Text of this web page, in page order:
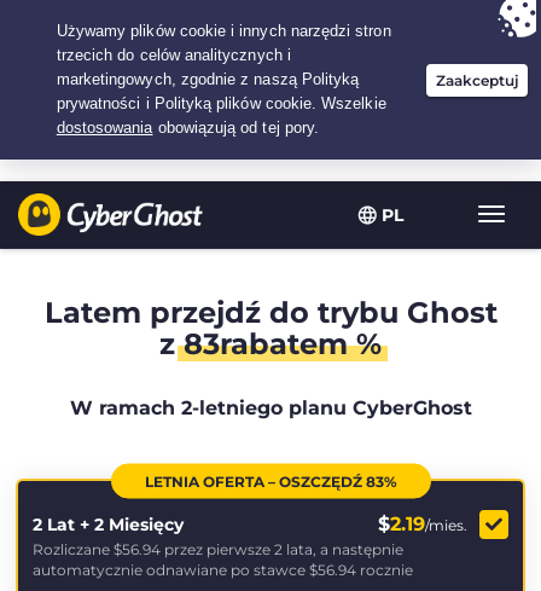
PL
Twój wybór:Najlepsza umowana2.1666666666667-lat w$
/miesiąc
Latem przejdź do trybu Ghost
z83rabatem %
W ramach 2-letniego planu CyberGhost
LETNIA OFERTA – OSZCZĘDŹ 83%
2 Lat + 2 Miesięcy $2.19/mies.
Rozliczane $56.94 przez pierwsze 2 lata, a następnie
automatycznie odnawiane po stawce $56.94 rocznie